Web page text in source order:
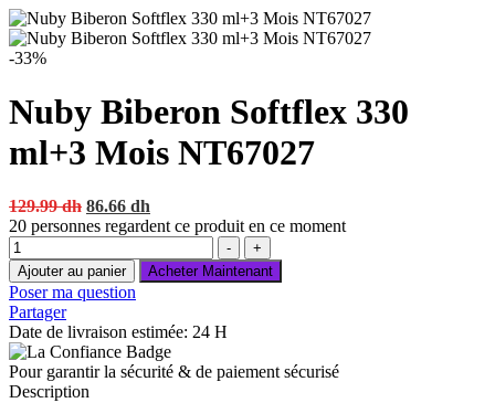
-33%
Nuby Biberon Softflex 330
ml+3 Mois NT67027
129.99dh Original
price
129.99 dh.
86.66 dh
price
86.66 dh.
20 personnes regardent ce produit en ce moment
Quantité
-
+
Ajouter au panier
Acheter Maintenant
Poser ma question
Partager
Date de livraison estimée: 24 H
Pour garantir la sécurité & de paiement sécurisé
Description